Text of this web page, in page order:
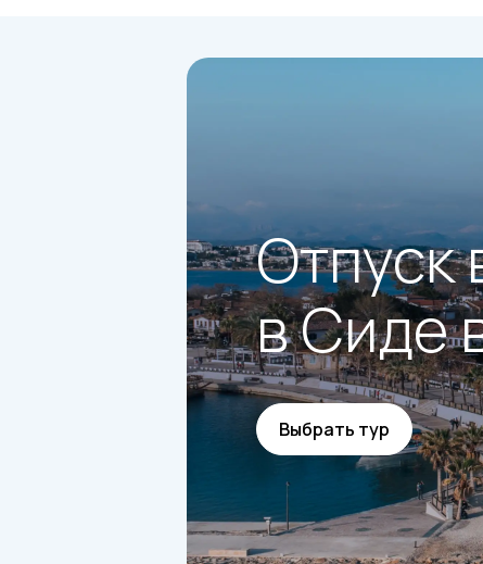
Отпуск
в Сиде
Выбрать тур